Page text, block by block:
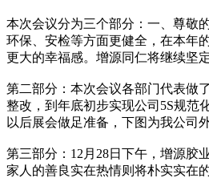
本次会议分为三个部分：一、尊敬
环保、安检等方面更健全，在本年
更大的幸福感。增源同仁将继续坚
第二部分：本次会议各部门代表做
整改，到年底初步实现公司5S规范
以后展会做足准备，下图为我公司
第三部分：12月28日下午，增源胶
家人的善良实在热情则将朴实实在